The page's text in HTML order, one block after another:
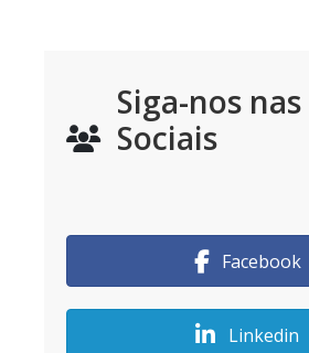
Siga-nos nas
Sociais
Facebook
Linkedin